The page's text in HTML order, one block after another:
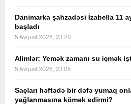
Danimarka şahzadəsi İzabella 11
başladı
5 Avqust 2026, 23:20
Alimlər: Yemək zamanı su içmək
5 Avqust 2026, 23:05
Saçları həftədə bir dəfə yumaq
yağlanmasına kömək edirmi?